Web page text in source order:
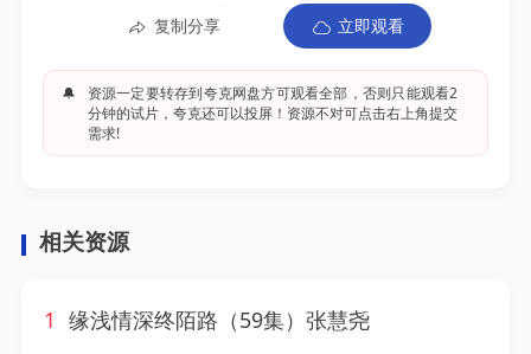
复制分享 立即观看
🔔
资源一定要转存到夸克网盘方可观看全部，否则只能观看2
分钟的试片，夸克还可以投屏！资源不对可点击右上角提交
需求!
相关资源
1 缘浅情深终陌路（59集）张慧尧